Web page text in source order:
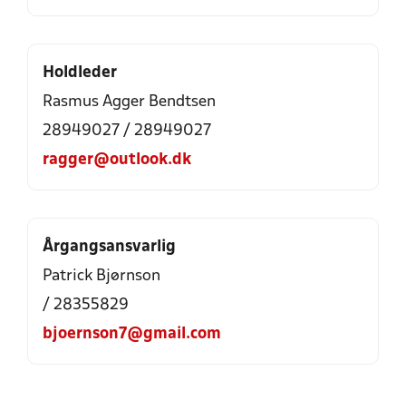
Holdleder
Rasmus Agger Bendtsen
28949027 / 28949027
ragger@outlook.dk
Årgangsansvarlig
Patrick Bjørnson
/ 28355829
bjoernson7@gmail.com